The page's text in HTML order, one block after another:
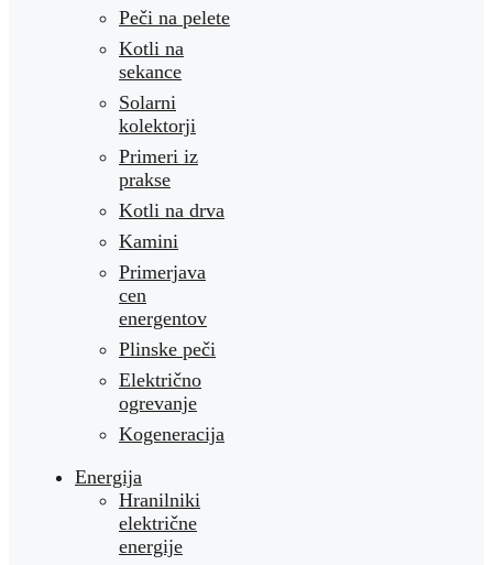
Peči na pelete
Kotli na
sekance
Solarni
kolektorji
Primeri iz
prakse
Kotli na drva
Kamini
Primerjava
cen
energentov
Plinske peči
Električno
ogrevanje
Kogeneracija
Energija
Hranilniki
električne
energije